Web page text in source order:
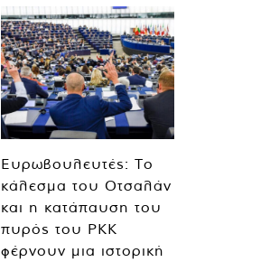
Ευρωβουλευτές: Το
κάλεσμα του Οτσαλάν
και η κατάπαυση του
πυρός του PKK
φέρνουν μια ιστορική